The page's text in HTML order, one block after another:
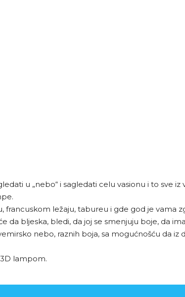
u „nebo“ i sagledati celu vasionu i to sve
francuskom ležaju, tabureu i gde god je vama
da bljeska, bledi, da joj se smenjuju boje, da
nebo, raznih boja, sa mogućnošću da iz
lampom.